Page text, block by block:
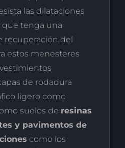
las dilataciones
que tenga una
recuperación del
estos menesteres
de rodadura
ligero como
suelos de resinas
y pavimentos de
como los